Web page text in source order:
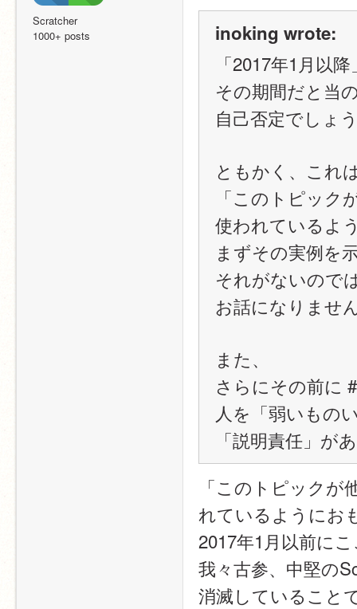
Scratcher
1000+ posts
inoking wrote:
「2017年1月以
その期間だと当
自己否定でしょ
ともかく、これ
「このトピック
使われているよ
まずその実例を
それがないので
お話になりませ
また、
さらにその前に
人を「弱いもの
「説明責任」が
「このトピック
れているようにお
2017年1月以前に
我々古参、中堅の
消滅していること